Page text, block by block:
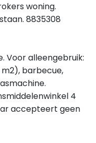
woning.
8835308
Voor alleengebruik:
m2), barbecue,
4
accepteert geen